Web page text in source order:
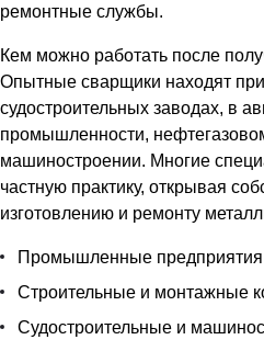
ремонтные службы.
Кем можно работать после
Опытные сварщики находят
судостроительных заводах, в
промышленности,
машиностроении. Многие
частную практику, открывая
изготовлению и ремонту
Промышленные предприятия
Строительные и монтажные
Судостроительные и